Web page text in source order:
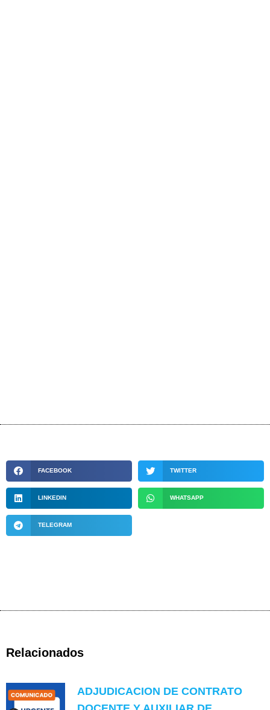
FACEBOOK TWITTER
LINKEDIN WHATSAPP
TELEGRAM
Relacionados
ADJUDICACION DE CONTRATO